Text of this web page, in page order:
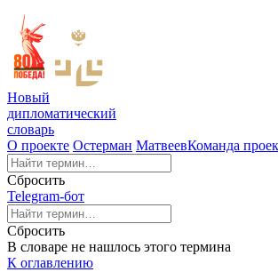
Новый
дипломатический
словарь
О проекте Остерман МатвеевКоманда
Сбросить
Telegram-бот
Сбросить
В словаре не нашлось этого термина
К оглавлению